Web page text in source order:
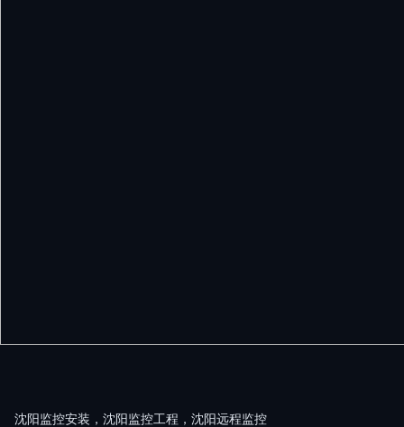
沈阳监控安装，沈阳监控工程，沈阳远程监控